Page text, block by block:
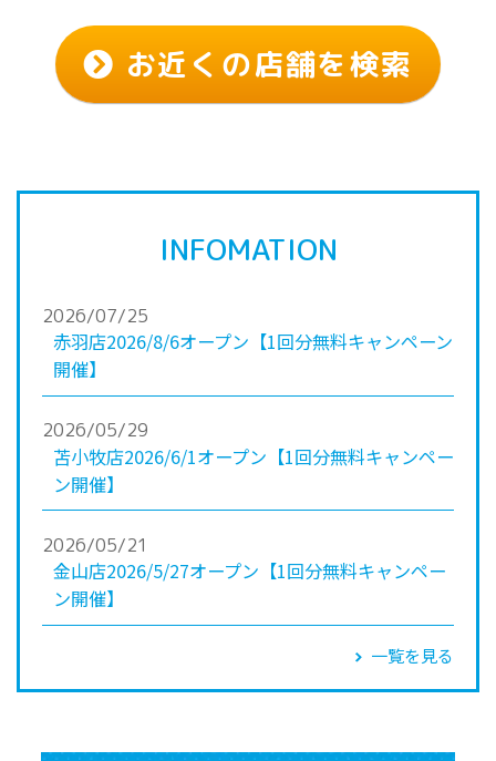
お近くの店舗を検索
INFOMATION
2026/07/25
赤羽店2026/8/6オープン【1回分無料キャンペーン
開催】
2026/05/29
苫小牧店2026/6/1オープン【1回分無料キャンペー
ン開催】
2026/05/21
金山店2026/5/27オープン【1回分無料キャンペー
ン開催】
一覧を見る